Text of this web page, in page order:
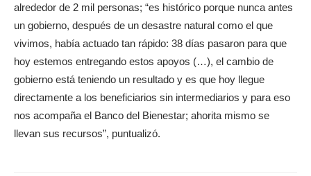
alrededor de 2 mil personas; “es histórico porque nunca antes
un gobierno, después de un desastre natural como el que
vivimos, había actuado tan rápido: 38 días pasaron para que
hoy estemos entregando estos apoyos (…), el cambio de
gobierno está teniendo un resultado y es que hoy llegue
directamente a los beneficiarios sin intermediarios y para eso
nos acompaña el Banco del Bienestar; ahorita mismo se
llevan sus recursos”, puntualizó.